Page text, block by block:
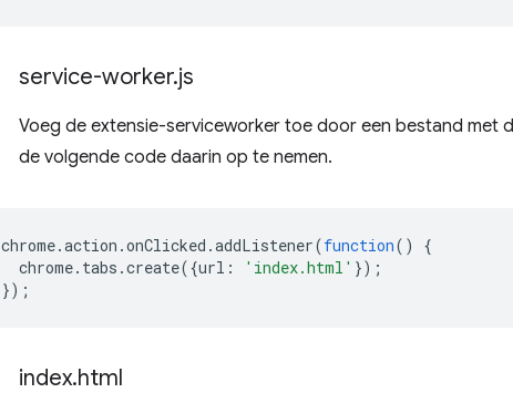
service-worker.js
Voeg de extensie-serviceworker toe door een bestand met
de volgende code daarin op te nemen.
chrome.action .onClicked .addListener(function()
{
chrome. tabs .create({url : 'index.html' });
});
index.html